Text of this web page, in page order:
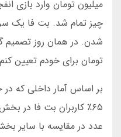
چیز تمام شد. بت فا یک
تومان برای خودم تعیین
بر اساس آمار داخلی که در
۶۵٪ کاربران بت فا در
عدد در مقایسه با سایر